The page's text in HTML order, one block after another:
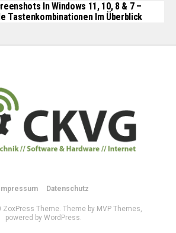
In Windows 11, 10, 8 & 7 –
Tastenkombinationen Im Überblick
Impressum Datenschutz
Theme. Theme by MVP Themes,
powered by WordPress.